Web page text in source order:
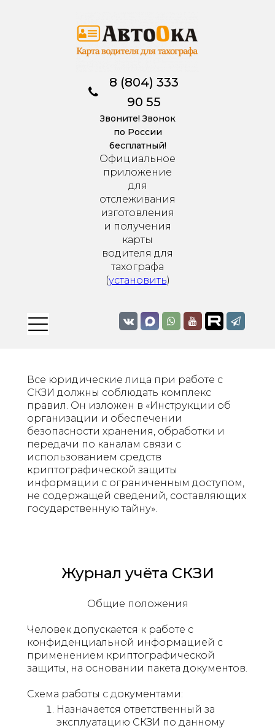
Официальное
приложение
для
отслеживания
изготовления
и получения
карты
водителя для
тахографа
(установить)
8 (804) 333
90 55
Звоните! Звонок
по России
бесплатный!
Все юридические лица при работе с
СКЗИ должны соблюдать комплекс
правил. Он изложен в «Инструкции об
организации и обеспечении
безопасности хранения, обработки и
передачи по каналам связи с
использованием средств
криптографической защиты
информации с ограниченным доступом,
не содержащей сведений, составляющих
государственную тайну».
Журнал учёта СКЗИ
Общие положения
Человек допускается к работе с
конфиденциальной информацией с
применением криптографической
защиты, на основании пакета документов.
Схема работы с документами:
Назначается ответственный за
эксплуатацию СКЗИ по данному